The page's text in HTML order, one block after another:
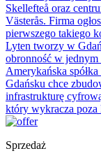
Skellefteå oraz
Västerås. Firma
pierwszego takiego
Lyten tworzy w
obronność w jednym
Amerykańska
Gdańsku chce
infrastrukturę
który wykracza poza
Sprzedaż